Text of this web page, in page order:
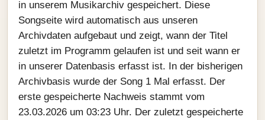
in unserem Musikarchiv gespeichert. Diese
Songseite wird automatisch aus unseren
Archivdaten aufgebaut und zeigt, wann der Titel
zuletzt im Programm gelaufen ist und seit wann er
in unserer Datenbasis erfasst ist. In der bisherigen
Archivbasis wurde der Song 1 Mal erfasst. Der
erste gespeicherte Nachweis stammt vom
23.03.2026 um 03:23 Uhr. Der zuletzt gespeicherte